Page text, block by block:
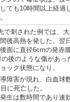
ても10時間以上経過
で刺された例では、
後高熱を発した。翌
面に直径6cmの発赤
後のような傷があっ
ック状態になり、
障害が現れ、白血球
に死亡した。
生は数時間であり速